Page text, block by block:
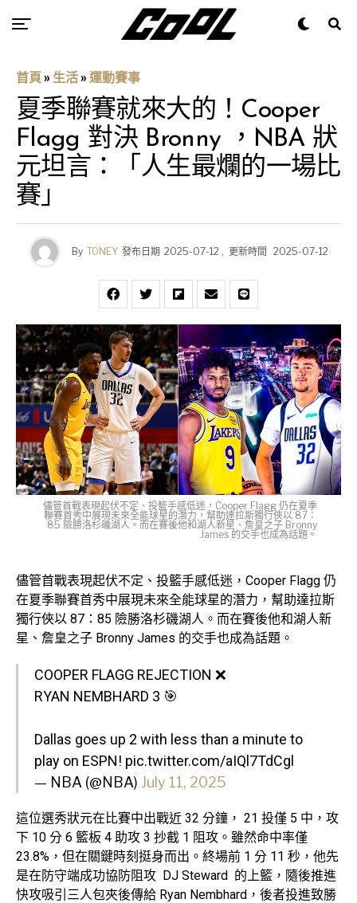
首頁 » 生活 » 運動賽事
夏季聯賽就來大的！Cooper
Flagg 對決 Bronny ，NBA 狀
元坦言：「人生最爛的一場比
賽」
By TONEY 發布日期 2025-07-12 , 更新時間 2025-07-12
儘管首戰表現起伏不定、投籃手感低迷，Cooper Flagg 仍在夏季
聯賽首秀中展現未來全能球星的潛力，幫助達拉斯獨行俠以 87：
85 險勝洛杉磯湖人。而在賽後他和湖人新星、詹皇之子 Bronny
James 的交手也成為話題。
儘管首戰表現起伏不定、投籃手感低迷，Cooper Flagg 仍
在夏季聯賽首秀中展現未來全能球星的潛力，幫助達拉斯
獨行俠以 87：85 險勝洛杉磯湖人。而在賽後他和湖人新
星、詹皇之子 Bronny James 的交手也成為話題。
COOPER FLAGG REJECTION ❌
RYAN NEMBHARD 3 🎯
Dallas goes up 2 with less than a minute to
play on ESPN! pic.twitter.com/aIQl7TdCgl
— NBA (@NBA) July 11, 2025
這位選秀狀元在比賽中出戰近 32 分鐘， 21 投僅 5 中，攻
下 10 分 6 籃板 4 助攻 3 抄截 1 阻攻。雖然命中率僅
23.8%，但在關鍵時刻挺身而出。終場前 1 分 11 秒，他先
是在防守端成功協防阻攻 DJ Steward 的上籃，隨後推進
快攻吸引三人包夾後傳給 Ryan Nembhard，後者投進致勝